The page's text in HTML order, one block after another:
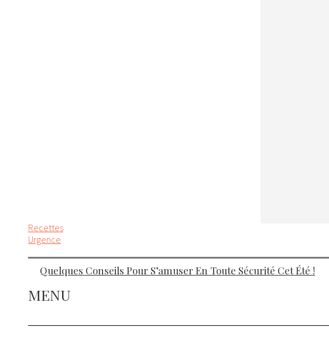
Recettes
Urgence
Quelques Conseils Pour S’amuser En Toute Sécurité Cet Été !
MENU